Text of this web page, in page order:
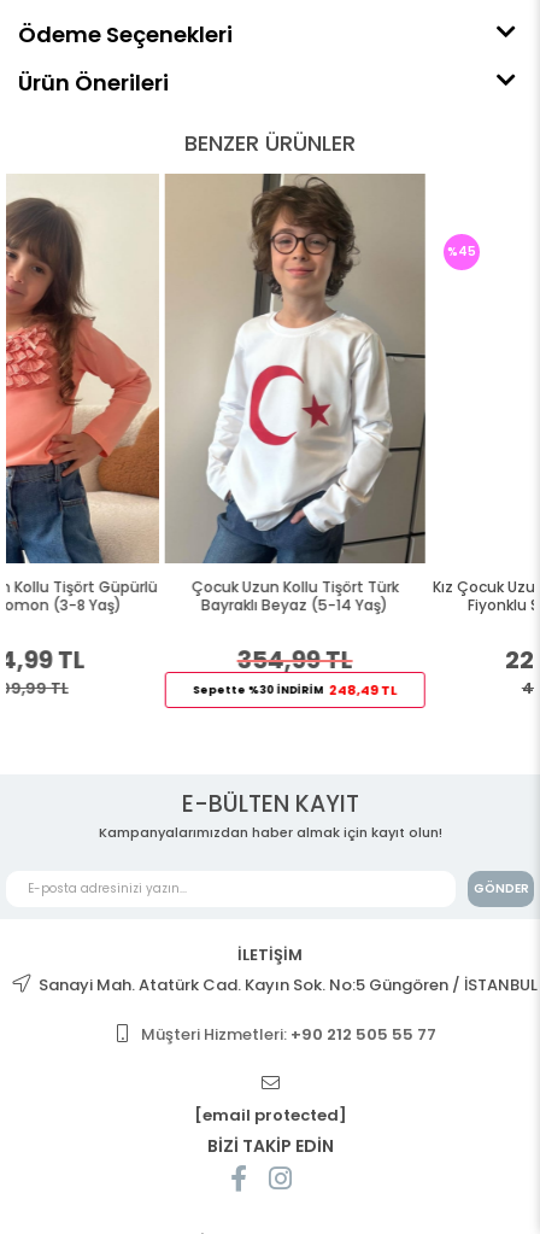
Ödeme Seçenekleri
Ürün Önerileri
BENZER ÜRÜNLER
Çocuk Uzun Kollu Tişört Türk
Bayraklı Beyaz (5-14 Yaş)
Sepette %30 İNDİRİM 248,49 TL
Kız Çocuk Uzun Kollu Tişört
Fiyonklu Somon (3-8 Yaş)
409,99 TL
%45
E-BÜLTEN KAYIT
Kampanyalarımızdan haber almak için kayıt olun!
GÖNDER
İLETİŞİM
Sanayi Mah. Atatürk Cad. Kayın Sok. No:5 Güngören / İSTANBUL
Müşteri Hizmetleri: +90 212 505 55 77
[email protected]
BİZİ TAKİP EDİN